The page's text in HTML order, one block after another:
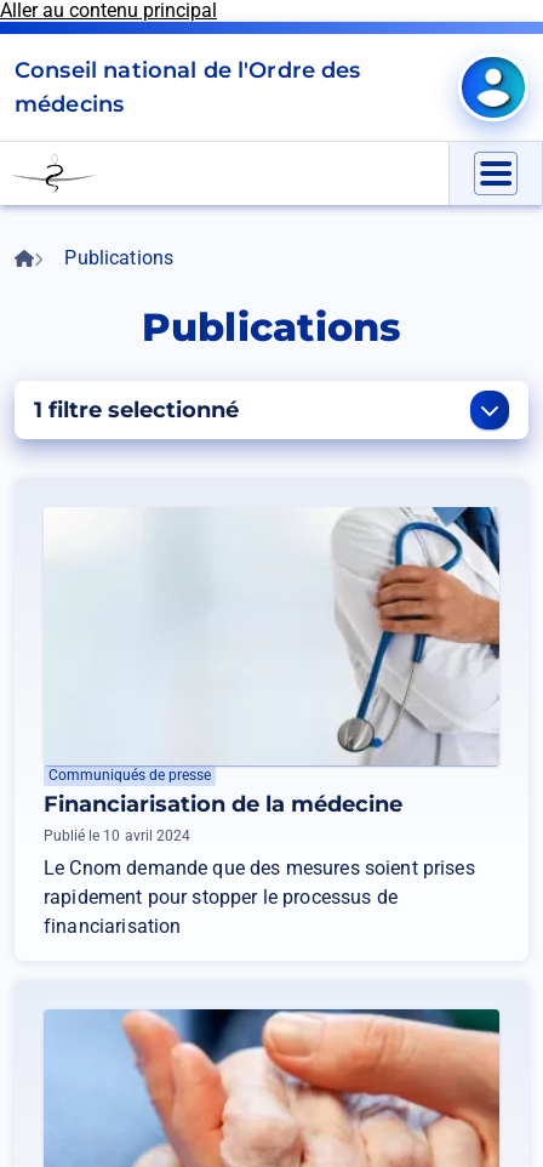
Aller au contenu principal
Menu
to
homepage
Conseil national de l'Ordre des
médecins
Mon
AccueilPublications
Publications
1 filtre selectionné
Communiqués de presse
Financiarisation de la médecine
Publié le 10 avril 2024
Le Cnom demande que des mesures soient prises
rapidement pour stopper le processus de
financiarisation
Panneau de gestion des cookies